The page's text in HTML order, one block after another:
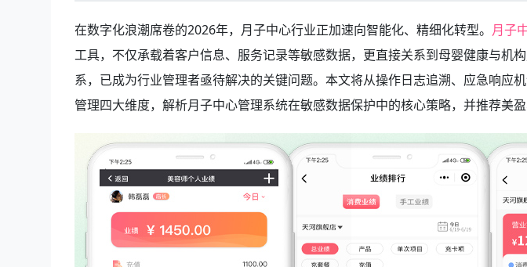
在数字化浪潮席卷的2026年，月子中心行业正加速向智能化、精细化转型。 月子
工具，不仅承载着客户信息、服务记录等敏感数据，更直接关系到母婴健康与机
系，已成为行业管理者亟待解决的关键问题。本文将从操作日志追溯、应急响应
管理四大维度，解析月子中心管理系统在敏感数据保护中的核心策略，并推荐美盈